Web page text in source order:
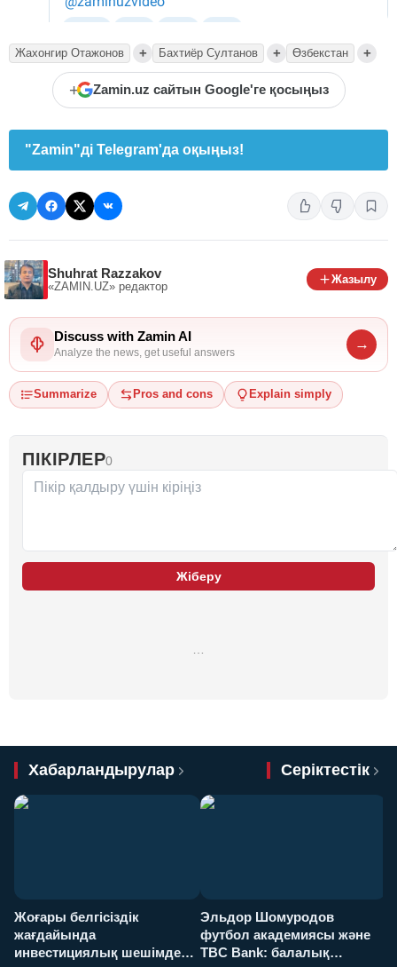
Жахонгир Отажонов + Бахтиёр Султанов + Өзбекстан +
+ Zamin.uz сайтын Google'ге қосыңыз
"Zamin"ді Telegram'да оқыңыз!
Shuhrat Razzakov
«ZAMIN.UZ» редактор
Жазылу
Discuss with Zamin AI
Analyze the news, get useful answers
→
Summarize Pros and cons Explain simply
ПІКІРЛЕР0
Жіберу
Хабарландырулар Серіктестік
Жоғары белгісіздік
жағдайында
инвестициялық шешімдер
Эльдор Шомуродов
футбол академиясы және
TBC Bank: балалық